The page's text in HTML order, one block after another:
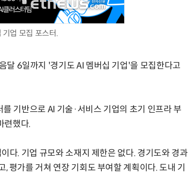
업 모집 포스터.
달 6일까지 '경기도 AI 멤버십 기업'을 모집한다고
기반으로 AI 기술·서비스 기업의 초기 인프라 부
련했다.
다. 기업 규모와 소재지 제한은 없다. 경기도와 경과
평가를 거쳐 연장 기회도 부여할 계획이다. 도내 기